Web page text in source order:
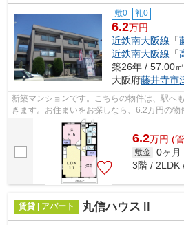
敷0 礼0
6.2万円
近鉄南大阪線 「
近鉄南大阪線 「
築26年 / 57.00㎡
大阪府藤井寺市
新築マンションです。こちらの物件は、駅へ
きます。お住まいをお探しなら、6.2万円の
報：アンソレイエの空室情報ならコチ...
6.2万円 (
敷金 0ヶ月
3階 / 2LDK
賃貸 | アパート 丸信ハウスⅡ